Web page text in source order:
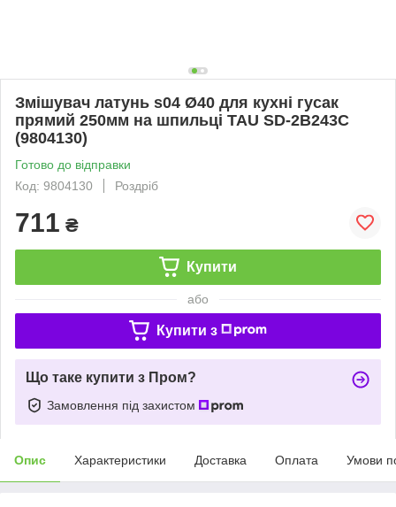
Змішувач латунь s04 Ø40 для кухні гусак
прямий 250мм на шпильці TAU SD-2B243C
(9804130)
Готово до відправки
Код: 9804130
Роздріб
711 ₴
Купити
або
Купити з
Що таке купити з Пром?
Замовлення під захистом
Опис Характеристики Доставка Оплата Умови